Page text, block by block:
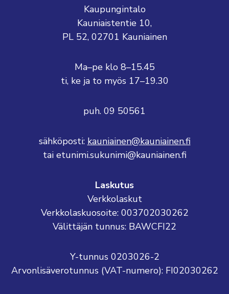
Kaupungintalo
Kauniaistentie 10,
PL 52, 02701 Kauniainen
Ma–pe klo 8–15.45
ti, ke ja to myös 17–19.30
puh. 09 50561
sähköposti: kauniainen@kauniainen.fi
tai etunimi.sukunimi@kauniainen.fi
Laskutus
Verkkolaskut
Verkkolaskuosoite: 003702030262
Välittäjän tunnus: BAWCFI22
Y-tunnus 0203026-2
Arvonlisäverotunnus (VAT-numero): FI02030262